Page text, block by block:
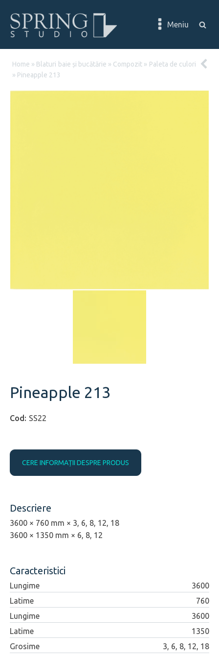
Meniu
Home » Blaturi baie și bucătărie » Compozit » Paleta de culori
» Pineapple 213
Pineapple 213
SS22
CERE INFORMAȚII DESPRE PRODUS
Descriere
3600 × 760 mm × 3, 6, 8, 12, 18
3600 × 1350 mm × 6, 8, 12
Caracteristici
Lungime
3600
Latime
760
Lungime
3600
Latime
1350
Grosime
3, 6, 8, 12, 18